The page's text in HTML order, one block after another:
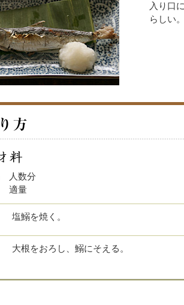
入り口
らしい
人数分
適量
塩鰯を焼く。
大根をおろし、鰯にそえる。